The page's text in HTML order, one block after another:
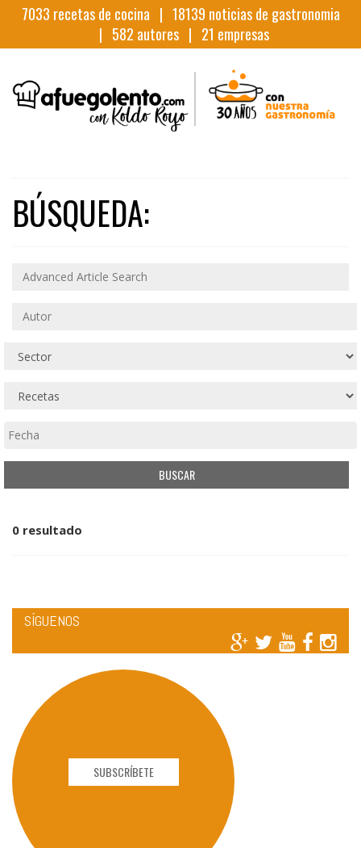
7033 recetas de cocina | 18139 noticias de gastronomia
| 582 autores | 21 empresas
BÚSQUEDA:
0 resultado
SÍGUENOS
SUBSCRÍBETE